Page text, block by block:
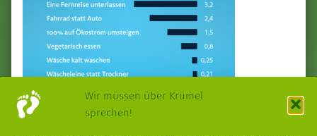
Wir müssen über Krümel
sprechen!